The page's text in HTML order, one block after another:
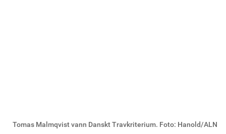
Tomas Malmqvist vann Danskt Travkriterium. Foto: Hanold/ALN